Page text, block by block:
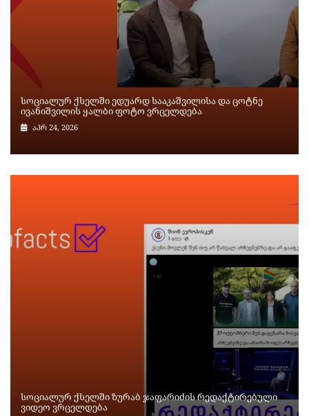
სოციალურ ქსელში ედუარდ სააკაშვილისა და ცოტნე
ივანიშვილის ყალბი ფოტო ვრცელდება
აპრ 24, 2026
სოციალურ ქსელში ზურაბ ჯაფარიძის რედაქტირებული
ვიდეო ვრცელდება